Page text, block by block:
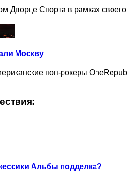
Дворце Спорта в рамках
Москву
поп-рокеры
Альбы подделка?